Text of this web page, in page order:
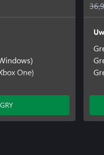
One)
Bikers